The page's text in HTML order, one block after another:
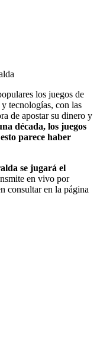
los juegos de
tecnologías, con las
de apostar su dinero y
década, los juegos
parece haber
se jugará el
en vivo por
consultar en la página